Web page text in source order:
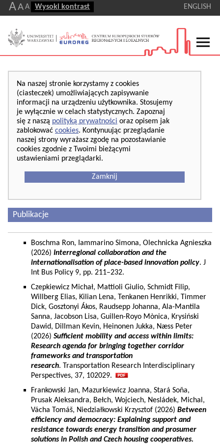
AA A Wysoki kontrast ENGLISH
Na naszej stronie korzystamy z cookies
(ciasteczek) umożliwiających zapisywanie
informacji na urządzeniu użytkownika. Stosujemy
je wyłącznie w celach statystycznych. Zapoznaj
się z naszą polityką prywatności oraz opisem jak
zablokować cookies. Kontynuując przeglądanie
naszej strony wyrażasz zgodę na pozostawianie
cookies zgodnie z Twoimi bieżącymi
ustawieniami przeglądarki.
Zamknij
Publikacje
Boschma Ron, Iammarino Simona, Olechnicka Agnieszka
(2026) Interregional collaboration and the
internationalisation of place-based innovation policy. J
Int Bus Policy 9, pp. 211–232.
Czepkiewicz Michał, Mattioli Giulio, Schmidt Filip,
Willberg Elias, Kilian Lena, Tenkanen Henrikki, Timmer
Dick, Gosztonyi Ákos, Raudsepp Johanna, Ala-Mantila
Sanna, Jacobson Lisa, Guillen-Royo Mònica, Krysiński
Dawid, Dillman Kevin, Heinonen Jukka, Næss Peter
(2026) Sufficient mobility and access within limits:
Research agenda for bringing together corridor
frameworks and transportation
research. Transportation Research Interdisciplinary
Perspectives, 37, 102029.
Frankowski Jan, Mazurkiewicz Joanna, Stará Soňa,
Prusak Aleksandra, Bełch, Wojciech, Nesládek, Michal,
Vácha Tomáš, Niedziałkowski Krzysztof (2026) Between
efficiency and democracy: Explaining support and
resistance towards energy transition and prosumer
solutions in Polish and Czech housing cooperatives.